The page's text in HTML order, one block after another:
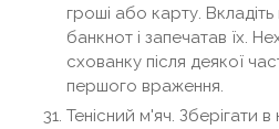
гроші або карту.
банкнот і запечатав їх.
схованку після деякої
першого враження.
Тенісний м'яч. Зберігати